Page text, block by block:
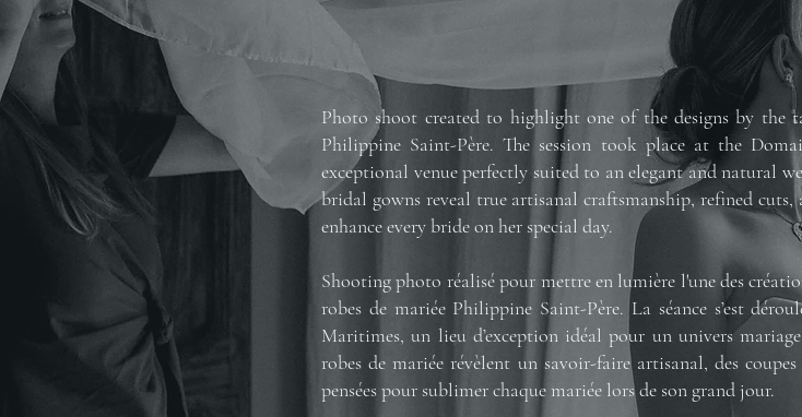
Photo shoot created to highlight one of the designs by the
Philippine Saint-Père. The session took place at the
exceptional venue perfectly suited to an elegant and natural
bridal gowns reveal true artisanal craftsmanship, refined
enhance every bride on her special day.
Shooting photo réalisé pour mettre en lumière l'une des
robes de mariée Philippine Saint-Père. La séance s’est
Maritimes, un lieu d’exception idéal pour un univers
robes de mariée révèlent un savoir-faire artisanal, des
pensées pour sublimer chaque mariée lors de son grand jour.